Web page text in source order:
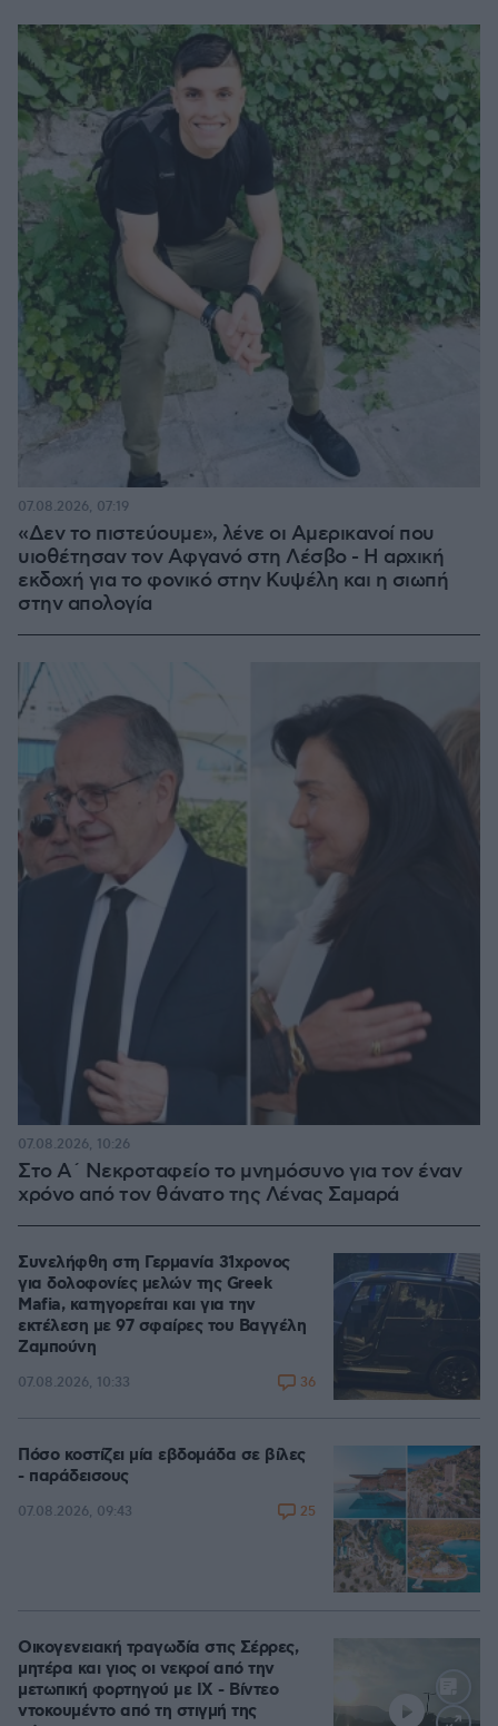
«Δεν το πιστεύουμε», λένε οι Αμερικανοί που
υιοθέτησαν τον Αφγανό στη Λέσβο - Η αρχική
εκδοχή για το φονικό στην Κυψέλη και η σιωπή
στην απολογία
07.08.2026, 07:19
Στο Α΄ Νεκροταφείο το μνημόσυνο για τον έναν
χρόνο από τον θάνατο της Λένας Σαμαρά
07.08.2026, 10:26
Συνελήφθη στη Γερμανία 31χρονος
για δολοφονίες μελών της Greek
Mafia, κατηγορείται και για την
εκτέλεση με 97 σφαίρες του Βαγγέλη
Ζαμπούνη
07.08.2026, 10:33 36
Πόσο κοστίζει μία εβδομάδα σε βίλες
- παράδεισους
07.08.2026, 09:43 25
Οικογενειακή τραγωδία στις Σέρρες,
μητέρα και γιος οι νεκροί από την
μετωπική φορτηγού με ΙΧ - Βίντεο
ντοκουμέντο από τη στιγμή της